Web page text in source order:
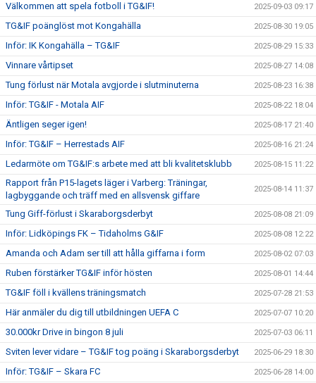
Välkommen att spela fotboll i TG&IF! 2025-09-03 09:17
TG&IF poänglöst mot Kongahälla 2025-08-30 19:05
Inför: IK Kongahälla – TG&IF 2025-08-29 15:33
Vinnare vårtipset 2025-08-27 14:08
Tung förlust när Motala avgjorde i slutminuterna 2025-08-23 16:38
Inför: TG&IF - Motala AIF 2025-08-22 18:04
Äntligen seger igen! 2025-08-17 21:40
Inför: TG&IF – Herrestads AIF 2025-08-16 21:24
Ledarmöte om TG&IF:s arbete med att bli kvalitetsklubb 2025-08-15 11:22
Rapport från P15-lagets läger i Varberg: Träningar,
lagbyggande och träff med en allsvensk giffare
2025-08-14 11:37
Tung Giff-förlust i Skaraborgsderbyt 2025-08-08 21:09
Inför: Lidköpings FK – Tidaholms G&IF 2025-08-08 12:22
Amanda och Adam ser till att hålla giffarna i form 2025-08-02 07:03
Ruben förstärker TG&IF inför hösten 2025-08-01 14:44
TG&IF föll i kvällens träningsmatch 2025-07-28 21:53
Här anmäler du dig till utbildningen UEFA C 2025-07-07 10:20
30.000kr Drive in bingon 8 juli 2025-07-03 06:11
Sviten lever vidare – TG&IF tog poäng i Skaraborgsderbyt 2025-06-29 18:30
Inför: TG&IF – Skara FC 2025-06-28 14:00